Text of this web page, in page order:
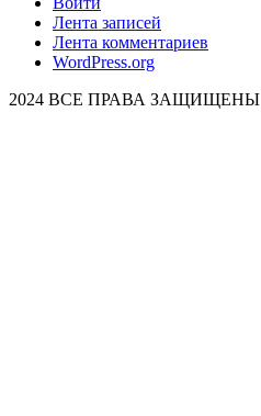
Лента записей
Лента комментариев
WordPress.org
2024 ВСЕ ПРАВА ЗАЩИЩЕНЫ